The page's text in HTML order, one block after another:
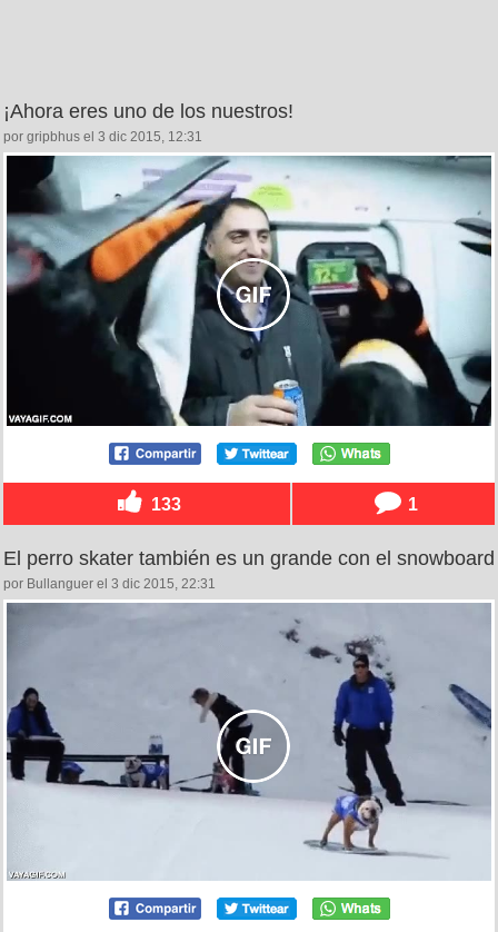
¡Ahora eres uno de los nuestros!
por gripbhus el 3 dic 2015, 12:31
133 1
El perro skater también es un grande con el snowboard
por Bullanguer el 3 dic 2015, 22:31